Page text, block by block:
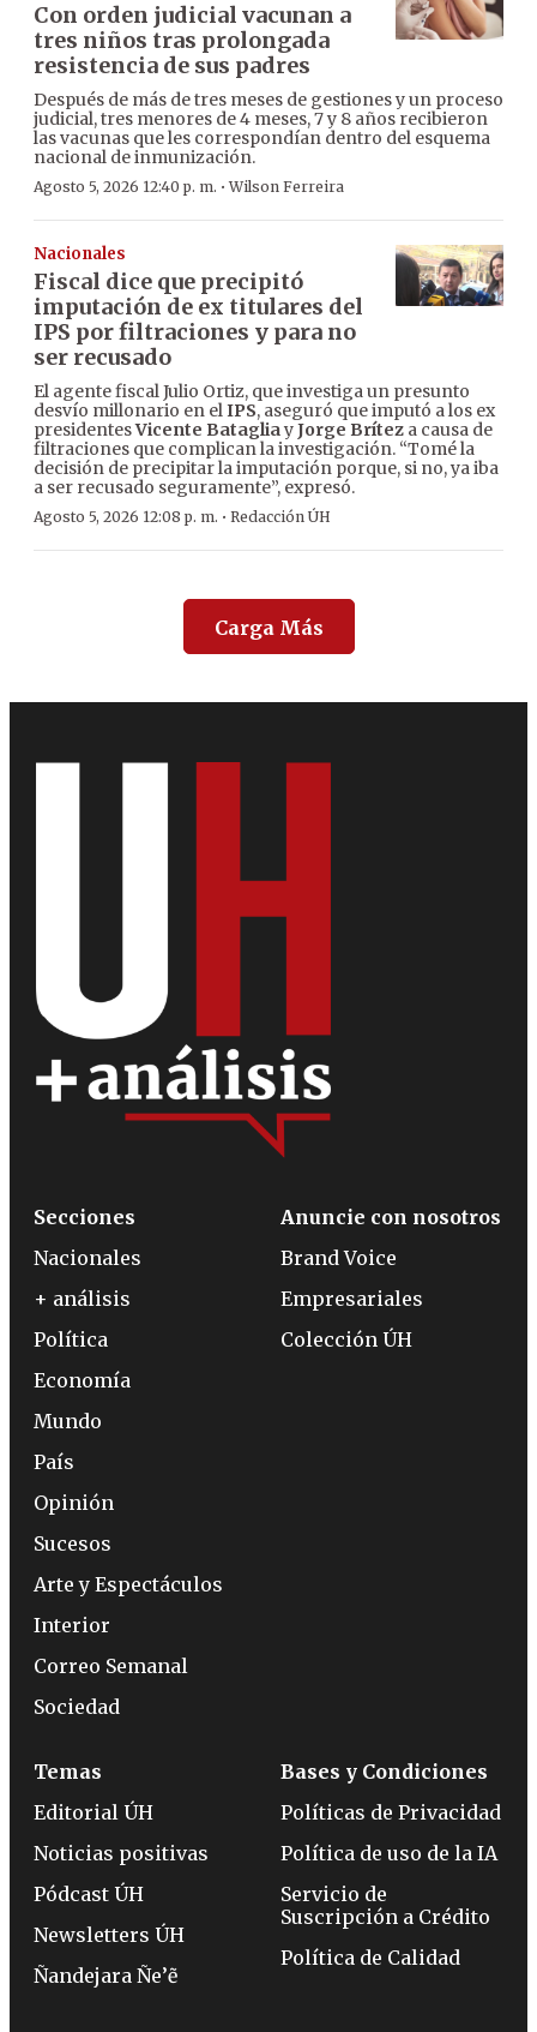
Con orden judicial vacunan a
tres niños tras prolongada
resistencia de sus padres
Después de más de tres meses de gestiones y un proceso
judicial, tres menores de 4 meses, 7 y 8 años recibieron
las vacunas que les correspondían dentro del esquema
nacional de inmunización.
Agosto 5, 2026 12:40 p. m. ·Wilson Ferreira
Nacionales
Fiscal dice que precipitó
imputación de ex titulares del
IPS por filtraciones y para no
ser recusado
El agente fiscal Julio Ortiz, que investiga un presunto
desvío millonario en elIPS, aseguró que imputó a los ex
presidentesVicente BatagliayJorge Brítez a causa de
filtraciones que complican la investigación. “Tomé la
decisión de precipitar la imputación porque, si no, ya iba
a ser recusado seguramente”, expresó.
Agosto 5, 2026 12:08 p. m. · Redacción ÚH
Carga Más
Secciones
Nacionales
+ análisis
Política
Economía
Mundo
País
Opinión
Sucesos
Arte y Espectáculos
Interior
Correo Semanal
Sociedad
Anuncie con nosotros
Brand Voice
Empresariales
Colección ÚH
Temas
Editorial ÚH
Noticias positivas
Pódcast ÚH
Newsletters ÚH
Ñandejara Ñe’ẽ
Bases y Condiciones
Políticas de Privacidad
Política de uso de la IA
Servicio de
Suscripción a Crédito
Política de Calidad